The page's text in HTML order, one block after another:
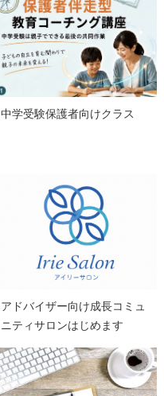
中学受験保護者向けクラス
アドバイザー向け成長コミュ
ニティサロンはじめます